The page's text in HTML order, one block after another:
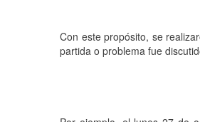
Con este propósito, se
partida o problema fue